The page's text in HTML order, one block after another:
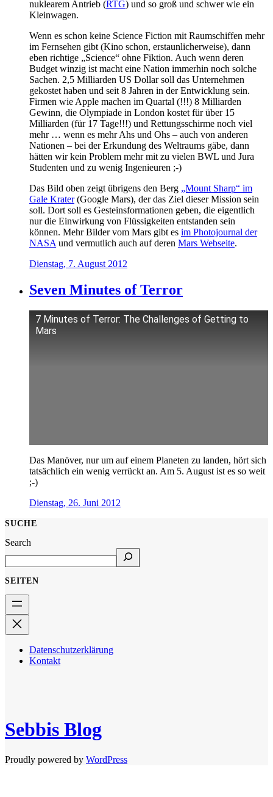
nuklearem Antrieb (RTG) und so groß und schwer wie ein
Kleinwagen.
Wenn es schon keine Science Fiction mit Raumschiffen mehr
im Fernsehen gibt (Kino schon, erstaunlicherweise), dann
eben richtige „Science“ ohne Fiktion. Auch wenn deren
Budget winzig ist macht eine Nation immerhin noch solche
Sachen. 2,5 Milliarden US Dollar soll das Unternehmen
gekostet haben und seit 8 Jahren in der Entwicklung sein.
Firmen wie Apple machen im Quartal (!!!) 8 Milliarden
Gewinn, die Olympiade in London kostet für über 15
Milliarden (für 17 Tage!!!) und Rettungsschirme noch viel
mehr … wenn es mehr Ahs und Ohs – auch von anderen
Nationen – bei der Erkundung des Weltraums gäbe, dann
hätten wir kein Problem mehr mit zu vielen BWL und Jura
Studenten und zu wenig Ingenieuren ;-)
Das Bild oben zeigt übrigens den Berg „Mount Sharp“ im
Gale Krater(Google Mars), der das Ziel dieser Mission sein
soll. Dort soll es Gesteinsformationen geben, die eigentlich
nur die Einwirkung von Flüssigkeiten entstanden sein
können. Mehr Bilder vom Mars gibt es im Photojournal der
NASAund vermutlich auch auf deren Mars Webseite.
Dienstag, 7. August 2012
Seven Minutes of Terror
7 Minutes of Terror: The Challenges of Getting to
Mars
Das Manöver, nur um auf einem Planeten zu landen, hört sich
tatsächlich ein wenig verrückt an. Am 5. August ist es so weit
;-)
Dienstag, 26. Juni 2012
SUCHE
Search
SEITEN
Datenschutzerklärung
Kontakt
Sebbis Blog
Proudly powered by WordPress